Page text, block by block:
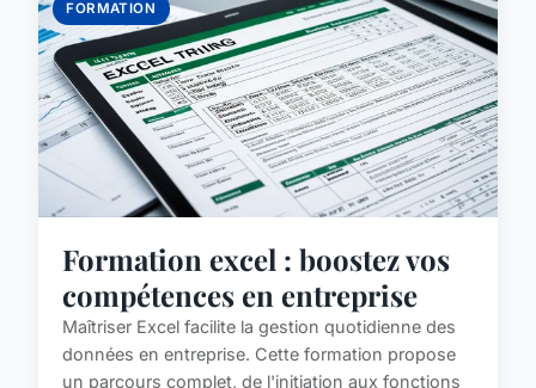
FORMATION
Formation excel : boostez vos
compétences en entreprise
Maîtriser Excel facilite la gestion quotidienne des
données en entreprise. Cette formation propose
un parcours complet, de l'initiation aux fonctions